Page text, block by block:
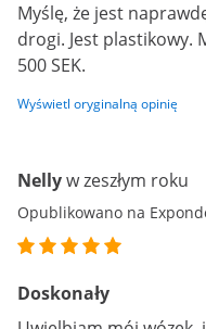
Myślę, że jest
drogi. Jest plastikowy.
500 SEK.
Wyświetl oryginalną opinię
Nellyw zeszłym roku
Opublikowano na
Doskonały